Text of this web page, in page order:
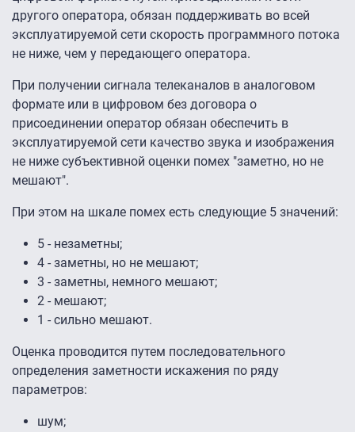
другого оператора, обязан поддерживать во всей
эксплуатируемой сети скорость программного потока
не ниже, чем у передающего оператора.
При получении сигнала телеканалов в аналоговом
формате или в цифровом без договора о
присоединении оператор обязан обеспечить в
эксплуатируемой сети качество звука и изображения
не ниже субъективной оценки помех "заметно, но не
мешают".
При этом на шкале помех есть следующие 5 значений:
5 - незаметны;
4 - заметны, но не мешают;
3 - заметны, немного мешают;
2 - мешают;
1 - сильно мешают.
Оценка проводится путем последовательного
определения заметности искажения по ряду
параметров:
шум;